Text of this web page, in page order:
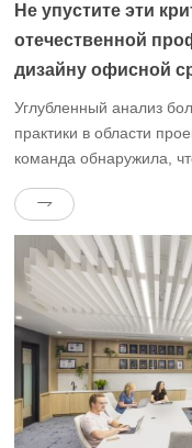
Не упустите эти
отечественной
дизайну офисной
Углубленный анализ
практики в области
команда обнаружила,
сталкиваются с
либо звуковое поле
завершения
либо тихая зона